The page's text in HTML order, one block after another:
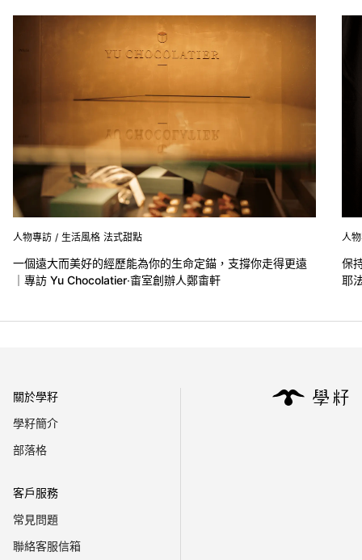
人物專訪 / 生活風格 法式甜點
一個遠大而美好的經歷能為你的生命定錨，支撐你走得更遠
｜專訪 Yu Chocolatier‧畬室創辦人鄭畬軒
人
保
耶
1
關於學籽
學籽簡介
部落格
客戶服務
常見問題
聯絡客服信箱